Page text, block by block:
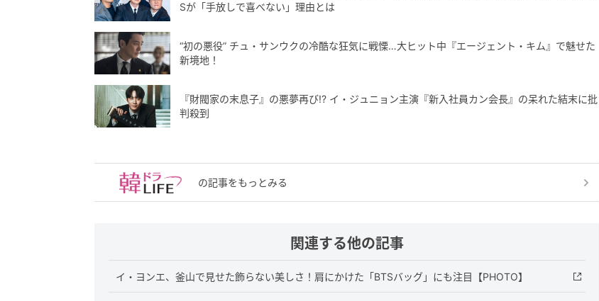
Sが「手放しで喜べない」理由とは
“初の悪役” チュ・サンウクの冷酷な狂気に戦慄…大ヒット中『エージェント・キム』で魅せた
新境地！
『財閥家の末息子』の悪夢再び!? イ・ジュニョン主演『新入社員カン会長』の呆れた結末に批
判殺到
の記事をもっとみる
関連する他の記事
イ・ヨンエ、釜山で見せた飾らない美しさ！肩にかけた「BTSバッグ」にも注目【PHOTO】